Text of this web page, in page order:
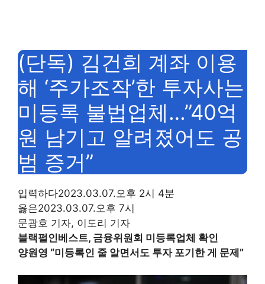
(단독) 김건희 계좌 이용
해 ‘주가조작’한 투자사는
미등록 불법업체…”40억
원 남기고 알려졌어도 공
범 증거”
입력하다2023.03.07.오후 2시 4분
옳은2023.03.07.오후 7시
문광호 기자, 이도리 기자
블랙펄인베스트, 금융위원회 미등록업체 확인
양원영 “미등록인 줄 알면서도 투자 포기한 게 문제”